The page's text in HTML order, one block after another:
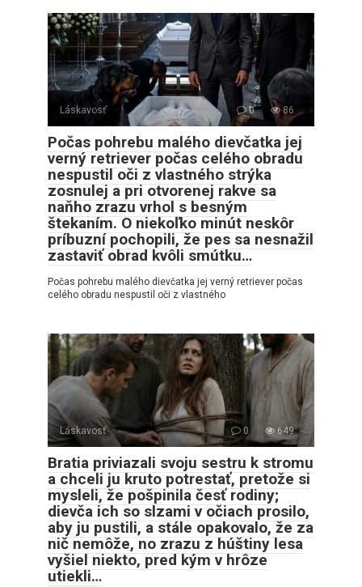
Láskavosť 0 86
Počas pohrebu malého dievčatka jej
verný retriever počas celého obradu
nespustil oči z vlastného strýka
zosnulej a pri otvorenej rakve sa
naňho zrazu vrhol s besným
štekaním. O niekoľko minút neskôr
príbuzní pochopili, že pes sa nesnažil
zastaviť obrad kvôli smútku…
Počas pohrebu malého dievčatka jej verný retriever počas
celého obradu nespustil oči z vlastného
Láskavosť 0 649
Bratia priviazali svoju sestru k stromu
a chceli ju kruto potrestať, pretože si
mysleli, že pošpinila česť rodiny;
dievča ich so slzami v očiach prosilo,
aby ju pustili, a stále opakovalo, že za
nič nemôže, no zrazu z húštiny lesa
vyšiel niekto, pred kým v hrôze
utiekli…